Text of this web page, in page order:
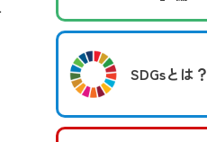
SDGsとは？